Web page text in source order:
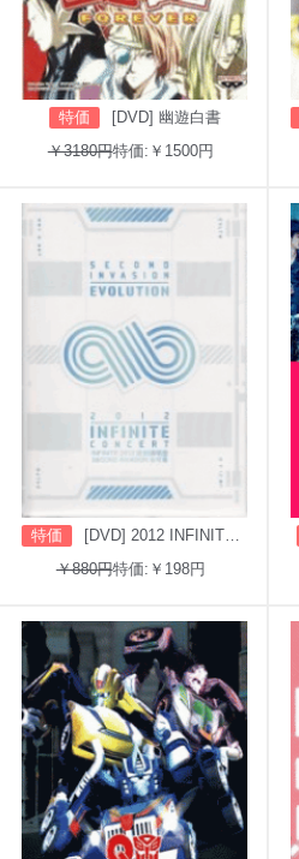
特価
[DVD] 幽遊白書
￥3180円特価:￥1500円
特価
[DVD] 2012 INFINITE CONCERT SECOND INVASION: EVOLUTION
￥880円特価:￥198円